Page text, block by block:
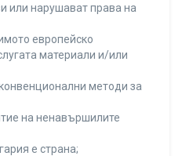
или нарушават права на
европейско
материали и/или
методи за
на ненавършилите
е страна;